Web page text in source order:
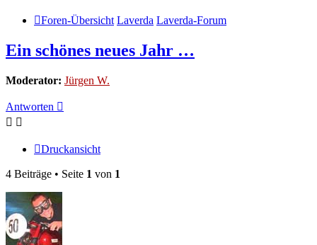
Foren-Übersicht Laverda Laverda-Forum
Ein schönes neues Jahr …
Moderator: Jürgen W.
Antworten
Druckansicht
4 Beiträge • Seite 1 von 1